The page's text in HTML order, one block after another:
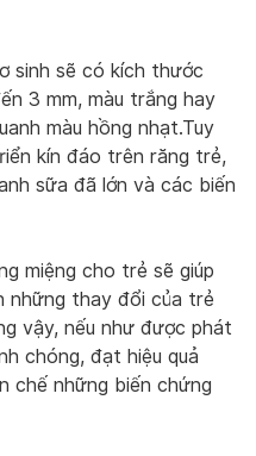
sinh sẽ có kích thước
3 mm, màu trắng hay
màu hồng nhạt.Tuy
kín đáo trên răng trẻ,
sữa đã lớn và các biến
miệng cho trẻ sẽ giúp
những thay đổi của trẻ
vậy, nếu như được phát
chóng, đạt hiệu quả
chế những biến chứng